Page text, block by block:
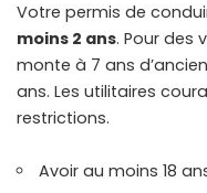
Votre permis de
moins 2 ans. Pour des
monte à 7 ans
ans. Les utilitaires
restrictions.
Avoir au moins 18